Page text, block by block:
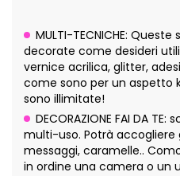
MULTI-TECNICHE:
decorate come desideri
vernice acrilica, glitter,
come sono per un aspetto
sono illimitate!
DECORAZIONE FAI DA
multi-uso. Potrà accogliere
messaggi, caramelle..
in ordine una camera o un